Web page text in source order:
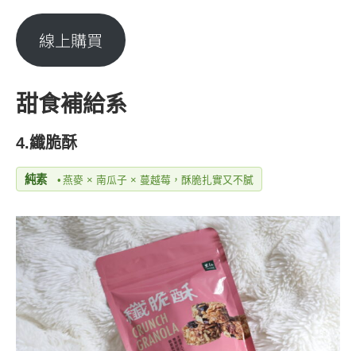
線上購買
甜食補給系
4.纖脆酥
純素 • 燕麥 × 南瓜子 × 蔓越莓，酥脆扎實又不膩